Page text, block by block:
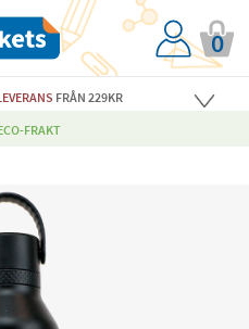
0
FRÅN 229KR
FRAKT